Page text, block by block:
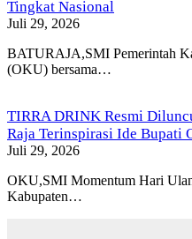
Tingkat Nasional
Juli 29, 2026
BATURAJA,SMI Pemerintah
(OKU) bersama…
TIRRA DRINK Resmi
Raja Terinspirasi Ide Bupati
Juli 29, 2026
OKU,SMI Momentum Hari
Kabupaten…